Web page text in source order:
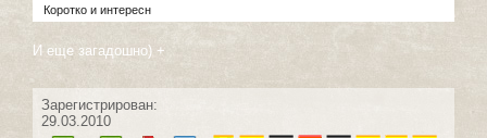
Коротко и интересн
И еще загадошно) +
Зарегистрирован:
29.03.2010